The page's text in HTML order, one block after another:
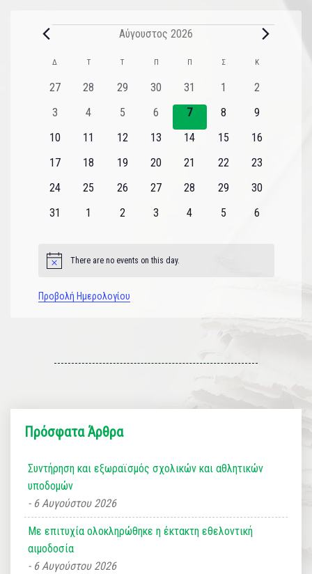
Αύγουστος 2026
Ημερολόγιο
του
Εκδηλώσεις
Δ Τ Τ Π Π Σ Κ
0
27
0
28
0
29
0
εκδηλώσεις
30
0
εκδηλώσεις
31
01
0
2
0
3
0
4
0
εκδηλώσεις
5
0
εκδηλώσεις
6
0
εκδηλώσεις
7
0
8
0
9
0
10
0
11
0
12
0
13
0
14
0
15
0
16
0
17
0
18
0
19
0
20
0
21
0
22
0
23
0
24
0
25
0
26
0
27
0
28
0
29
0
30
0
31
0
1
0
2
0
3
0
4
0
5
0
6
Notice There are no events on this day.
Προβολή Ημερολογίου
Πρόσφατα Άρθρα
Συντήρηση και εξωραϊσμός σχολικών και αθλητικών
υποδομών
6 Αυγούστου 2026
Με επιτυχία ολοκληρώθηκε η έκτακτη εθελοντική
αιμοδοσία
6 Αυγούστου 2026